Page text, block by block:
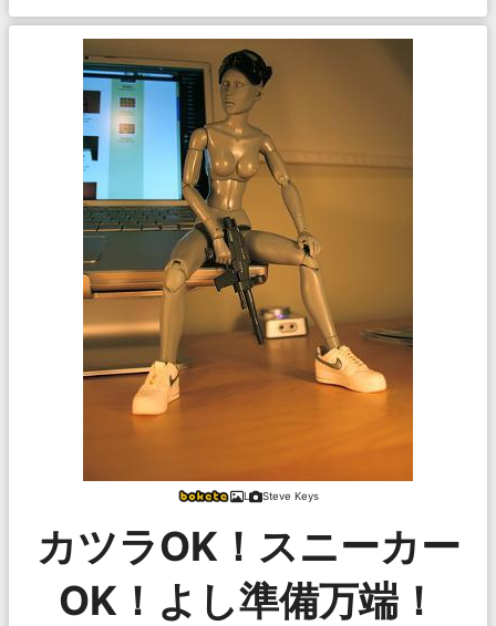
L Steve Keys
カツラOK！スニーカー
OK！よし準備万端！